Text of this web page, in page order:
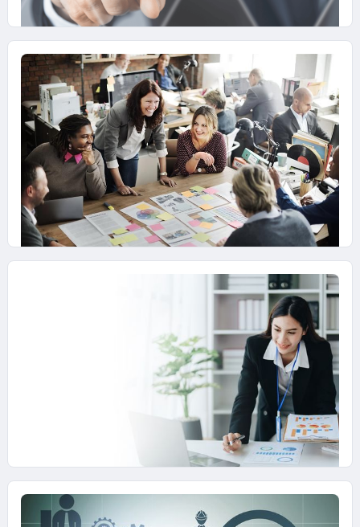
29 LUGLIO 2025
Dall’organigramma tradizionale alla
collaborazione Agile
Nell’approccio Agile rappresenta un supporto
alla collaborazione nei contesti complessi
Metodologia Agile, tra AI, valore e
Cerved agli Italian Agile Days 2024 ha portato il
suo contributo con il talk “Scienza applicata
alle decisioni: l’agile e le sue pratiche sono
25 LUGLIO 2024